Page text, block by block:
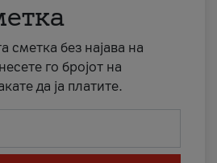
сметка без најава на
го бројот на
да ја платите.